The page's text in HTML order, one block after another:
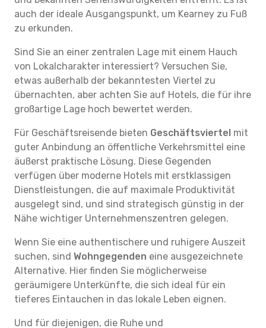
auch der ideale Ausgangspunkt, um Kearney zu Fuß
zu erkunden.
Sind Sie an einer zentralen Lage mit einem Hauch
von Lokalcharakter interessiert? Versuchen Sie,
etwas außerhalb der bekanntesten Viertel zu
übernachten, aber achten Sie auf Hotels, die für ihre
großartige Lage hoch bewertet werden.
Für Geschäftsreisende bieten Geschäftsviertel mit
guter Anbindung an öffentliche Verkehrsmittel eine
äußerst praktische Lösung. Diese Gegenden
verfügen über moderne Hotels mit erstklassigen
Dienstleistungen, die auf maximale Produktivität
ausgelegt sind, und sind strategisch günstig in der
Nähe wichtiger Unternehmenszentren gelegen.
Wenn Sie eine authentischere und ruhigere Auszeit
suchen, sind Wohngegenden eine ausgezeichnete
Alternative. Hier finden Sie möglicherweise
geräumigere Unterkünfte, die sich ideal für ein
tieferes Eintauchen in das lokale Leben eignen.
Und für diejenigen, die Ruhe und